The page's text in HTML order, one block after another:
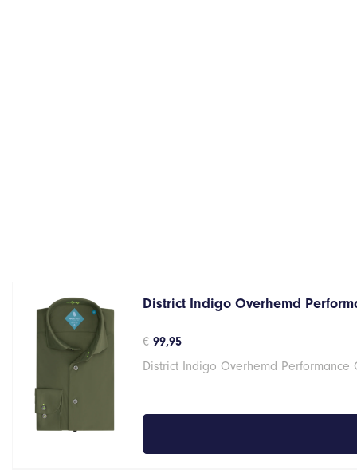
District Indigo Overhemd
€ 99,95
District Indigo Overhemd Performance